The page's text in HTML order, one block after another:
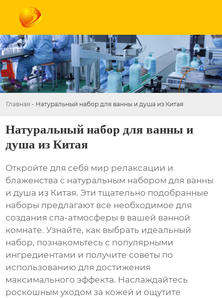
Главная - Натуральный набор для ванны и душа из Китая
Натуральный набор для ванны и
душа из Китая
Откройте для себя мир релаксации и
блаженства с натуральным набором для ванны
и душа из Китая. Эти тщательно подобранные
наборы предлагают все необходимое для
создания спа-атмосферы в вашей ванной
комнате. Узнайте, как выбрать идеальный
набор, познакомьтесь с популярными
ингредиентами и получите советы по
использованию для достижения
максимального эффекта. Наслаждайтесь
роскошным уходом за кожей и ощутите